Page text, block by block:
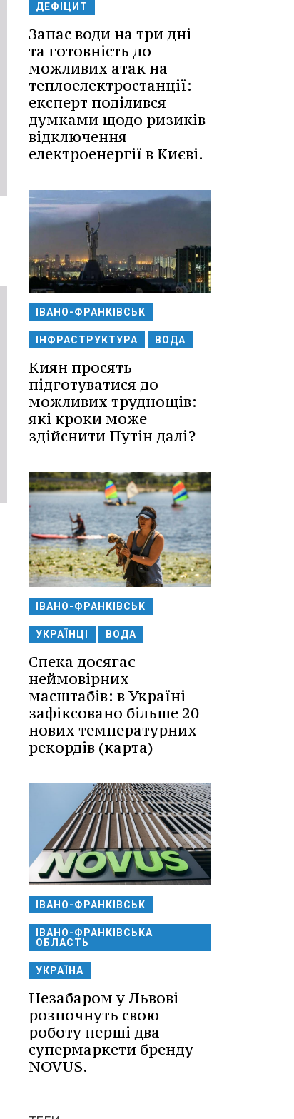
ДЕФІЦИТ
Запас води на три дні
та готовність до
можливих атак на
теплоелектростанції:
експерт поділився
думками щодо ризиків
відключення
електроенергії в Києві.
ІВАНО-ФРАНКІВСЬК
ІНФРАСТРУКТУРА ВОДА
Киян просять
підготуватися до
можливих труднощів:
які кроки може
здійснити Путін далі?
ІВАНО-ФРАНКІВСЬК
УКРАЇНЦІ ВОДА
Спека досягає
неймовірних
масштабів: в Україні
зафіксовано більше 20
нових температурних
рекордів (карта)
ІВАНО-ФРАНКІВСЬК
ІВАНО-ФРАНКІВСЬКА
ОБЛАСТЬ
УКРАЇНА
Незабаром у Львові
розпочнуть свою
роботу перші два
супермаркети бренду
NOVUS.